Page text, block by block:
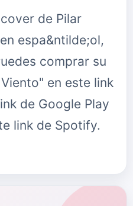
de Pilar
espa&ntilde;ol,
comprar su
en este link
de Google Play
link de Spotify.